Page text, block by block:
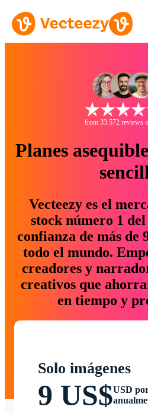
from 33.572 reviews
Planes
Vecteezy es el
stock número 1
confianza de más de
todo el mundo.
creadores y
creativos que
en tiempo y
Solo imágenes
9 US$USD